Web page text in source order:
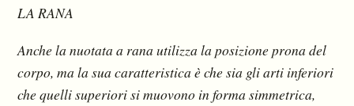
LA RANA
Anche la nuotata a rana utilizza la posizione prona del
corpo, ma la sua caratteristica è che sia gli arti inferiori
che quelli superiori si muovono in forma simmetrica,